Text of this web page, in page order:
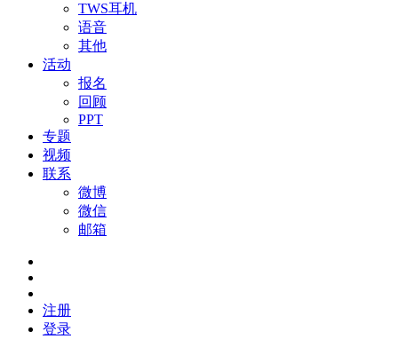
TWS耳机
语音
其他
活动
报名
回顾
PPT
专题
视频
联系
微博
微信
邮箱
注册
登录